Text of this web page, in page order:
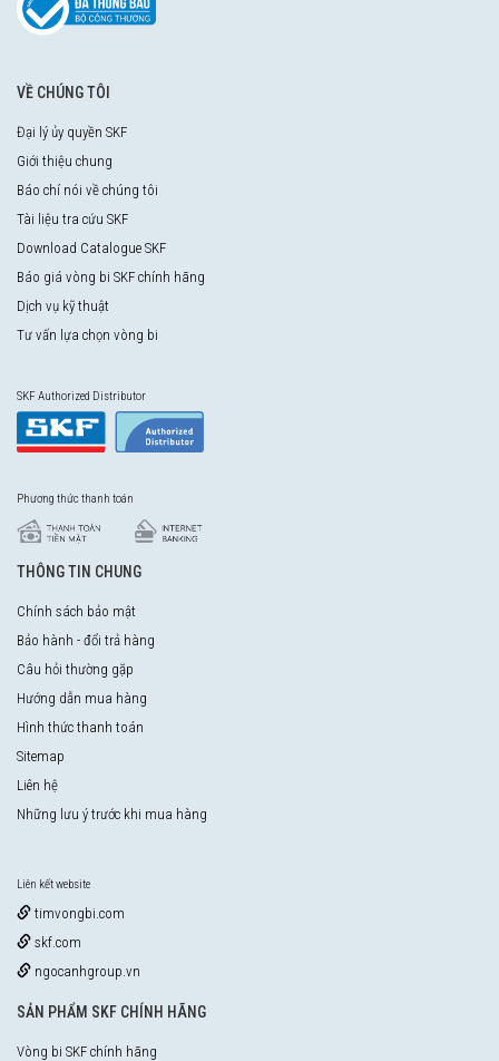
VỀ CHÚNG TÔI
Đại lý ủy quyền SKF
Giới thiệu chung
Báo chí nói về chúng tôi
Tài liệu tra cứu SKF
Download Catalogue SKF
Báo giá vòng bi SKF chính hãng
Dịch vụ kỹ thuật
Tư vấn lựa chọn vòng bi
SKF Authorized Distributor
Phương thức thanh toán
THÔNG TIN CHUNG
Chính sách bảo mật
Bảo hành - đổi trả hàng
Câu hỏi thường gặp
Hướng dẫn mua hàng
Hình thức thanh toán
Sitemap
Liên hệ
Những lưu ý trước khi mua hàng
Liên kết website
timvongbi.com
skf.com
ngocanhgroup.vn
SẢN PHẨM SKF CHÍNH HÃNG
Vòng bi SKF chính hãng